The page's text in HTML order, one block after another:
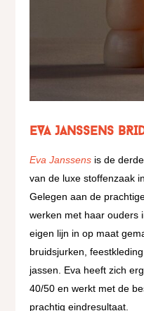
EVA JANSSENS
Eva Janssens is de
van de luxe stoffenzaak
Gelegen aan de
werken met haar ouders
eigen lijn in op maat
bruidsjurken,
jassen. Eva heeft zich
40/50 en werkt met de
prachtig eindresultaat.